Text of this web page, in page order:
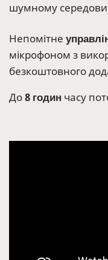
шумному
Непомітне
мікрофоном з
безкоштовного
До8 годин часу